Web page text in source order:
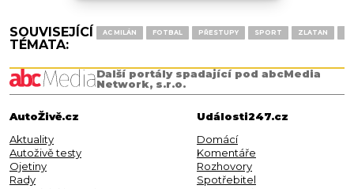
SOUVISEJÍCÍ
TÉMATA:
AC MILÁN FOTBAL PŘESTUPY SPORT ZLATAN
Další portály spadající pod abcMedia
Network, s.r.o.
AutoŽivě.cz
Aktuality
Autoživě testy
Ojetiny
Rady
Události247.cz
Domácí
Komentáře
Rozhovory
Spotřebitel